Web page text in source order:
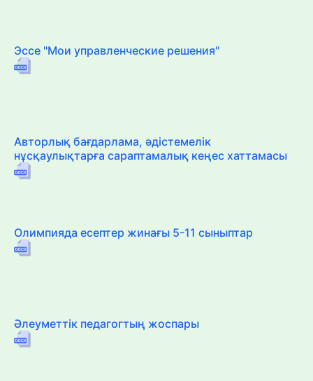
Эссе "Мои управленческие решения"
Авторлық бағдарлама, әдістемелік
нұсқаулықтарға сараптамалық кеңес хаттамасы
Олимпияда есептер жинағы 5-11 сыныптар
Әлеуметтік педагогтың жоспары